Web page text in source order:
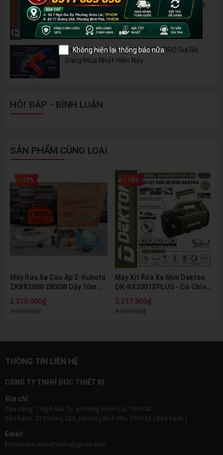
B2065PLUS - GỌN NHẸ, TIỆN LỢI đã về hàng!!!
Đánh Giá 2 Mẫu Máy Mài WORKPRO Giá Rẻ
Đáng Mua Nhất Hiện Nay
HỎI ĐÁP - BÌNH LUẬN
SẢN PHẨM CÙNG LOẠI
- 23%
Máy Rửa Xe Cao Áp Z-Kubota
ZKBR2800 2800W Dây 10m Tự
2.310.000₫
3.000.000₫
- 18%
Máy Xịt Rửa Xe Mini Dekton
DK-RX3001XPLUS - Có Chỉnh
Chuyên Rửa Xe & Vệ Sinh Máy
Lạnh
3.517.800₫
4.290.000₫
THÔNG TIN LIÊN HỆ
CÔNG TY TNHH ĐỨC THIẾT BỊ
Địa chỉ
Cửa hàng: 7 Ngô Gia Tự, phường Vườn Lài, TP.HCM
Bảo hành: 77 Đường 26A, phường Bình Phú TP.HCM ( Bảo hành )
Email
kinhdoanh.storethietbi@gmail.com
Không hiện lại thông báo nữa